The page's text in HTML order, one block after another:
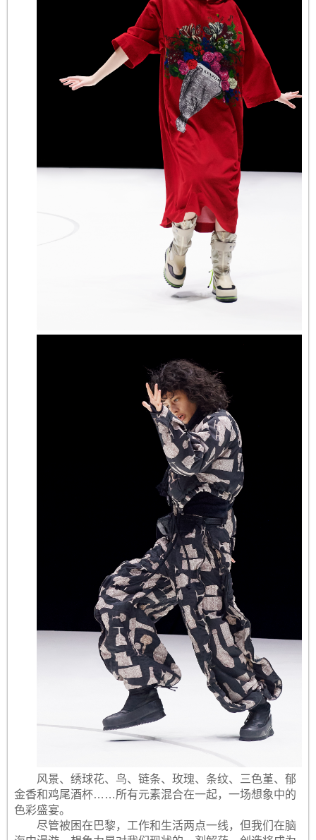
风景、绣球花、鸟、链条、玫瑰、条纹、三色堇、郁
金香和鸡尾酒杯……所有元素混合在一起，一场想象中的
色彩盛宴。
尽管被困在巴黎，工作和生活两点一线，但我们在脑